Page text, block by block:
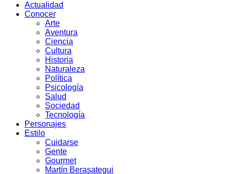
Actualidad
Conocer
Arte
Aventura
Ciencia
Cultura
Historia
Naturaleza
Política
Psicología
Salud
Sociedad
Tecnología
Personajes
Estilo
Cuidarse
Gente
Gourmet
Martín Berasategui